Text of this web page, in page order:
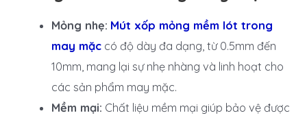
Mỏng nhẹ: Mút xốp mỏng mềm lót trong
may mặccó độ dày đa dạng, từ 0.5mm đến
10mm, mang lại sự nhẹ nhàng và linh hoạt cho
các sản phẩm may mặc.
Mềm mại: Chất liệu mềm mại giúp bảo vệ được